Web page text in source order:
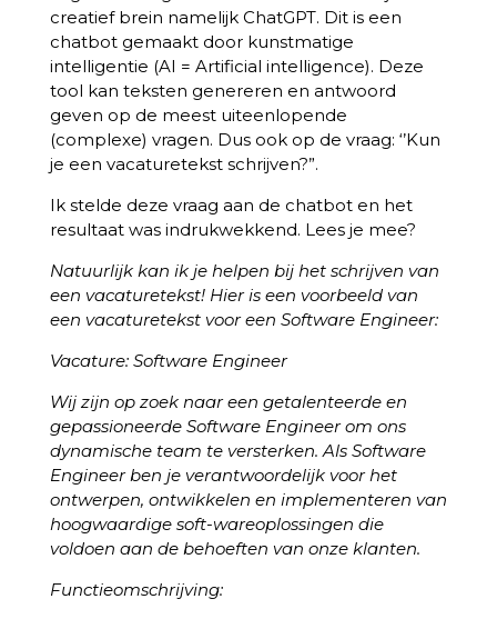
creatief brein namelijk ChatGPT. Dit is een
chatbot gemaakt door kunstmatige
intelligentie (AI = Artificial intelligence). Deze
tool kan teksten genereren en antwoord
geven op de meest uiteenlopende
(complexe) vragen. Dus ook op de vraag: ‘’Kun
je een vacaturetekst schrijven?”.
Ik stelde deze vraag aan de chatbot en het
resultaat was indrukwekkend. Lees je mee?
Natuurlijk kan ik je helpen bij het schrijven van
een vacaturetekst! Hier is een voorbeeld van
een vacaturetekst voor een Software Engineer:
Vacature: Software Engineer
Wij zijn op zoek naar een getalenteerde en
gepassioneerde Software Engineer om ons
dynamische team te versterken. Als Software
Engineer ben je verantwoordelijk voor het
ontwerpen, ontwikkelen en implementeren van
hoogwaardige soft-wareoplossingen die
voldoen aan de behoeften van onze klanten.
Functieomschrijving: